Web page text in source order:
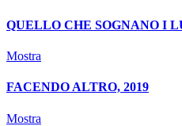
QUELLO CHE SOGNANO I
Mostra
FACENDO ALTRO, 2019
Mostra